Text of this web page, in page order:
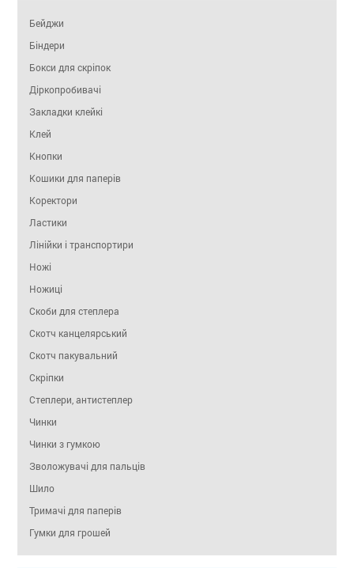
Бейджи
Біндери
Бокси для скріпок
Діркопробивачі
Закладки клейкі
Клей
Кнопки
Кошики для паперів
Коректори
Ластики
Лінійки і транспортири
Ножі
Ножиці
Скоби для степлера
Скотч канцелярський
Скотч пакувальний
Скріпки
Степлери, антистеплер
Чинки
Чинки з гумкою
Зволожувачі для пальців
Шило
Тримачі для паперів
Гумки для грошей